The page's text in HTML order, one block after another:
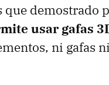
que demostrado
usar gafas
ni gafas